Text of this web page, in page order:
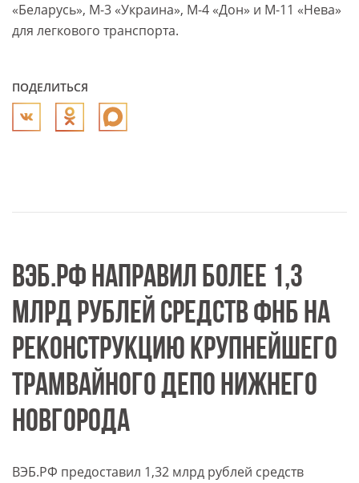
«Беларусь», М-3 «Украина», М-4 «Дон» и М-11 «Нева»
для легкового транспорта.
ПОДЕЛИТЬСЯ
ВЭБ.РФ НАПРАВИЛ БОЛЕЕ 1,3
МЛРД РУБЛЕЙ СРЕДСТВ ФНБ НА
РЕКОНСТРУКЦИЮ КРУПНЕЙШЕГО
ТРАМВАЙНОГО ДЕПО НИЖНЕГО
НОВГОРОДА
ВЭБ.РФ предоставил 1,32 млрд рублей средств